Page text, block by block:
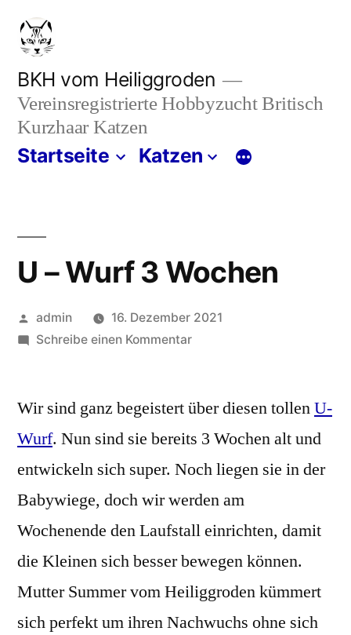
Inhalt
springen
BKH vom Heiliggroden
Vereinsregistrierte Hobbyzucht Britisch
Kurzhaar Katzen
Startseite Katzen
U – Wurf 3 Wochen
Veröffentlicht
von
admin
16. Dezember 2021
Schreibe einen Kommentarzu
Wurf
Wochen
Wir sind ganz begeistert über diesen tollenU-
Wurf. Nun sind sie bereits 3 Wochen alt und
entwickeln sich super. Noch liegen sie in der
Babywiege, doch wir werden am
Wochenende den Laufstall einrichten, damit
die Kleinen sich besser bewegen können.
Mutter Summer vom Heiliggroden kümmert
sich perfekt um ihren Nachwuchs ohne sich